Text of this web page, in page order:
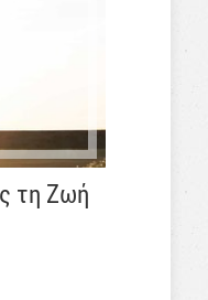
τη Ζωή